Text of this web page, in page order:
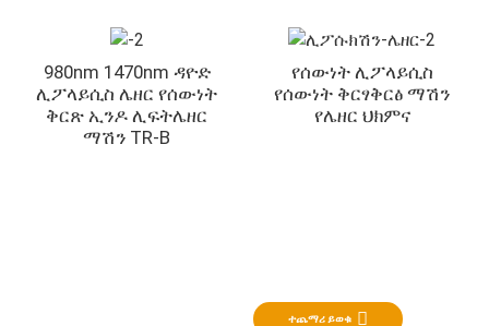
980nm 1470nm ዳዮድ
ሊፖላይሲስ ሌዘር የሰውነት
ቅርጽ ኢንዶ ሊፍትሌዘር
ማሽን TR-B
የሰውነት ሊፖላይሲስ
የሰውነት ቅርፃቅርፅ ማሽን
የሌዘር ህክምና
ተጨማሪ ይወቁ